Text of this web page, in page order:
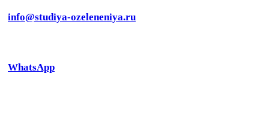
info@studiya-ozeleneniya.ru
WhatsApp